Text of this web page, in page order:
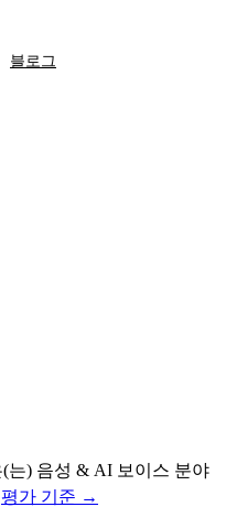
블로그
(는) 음성 & AI 보이스 분야
평가 기준 →